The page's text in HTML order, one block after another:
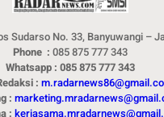
Sudarso No. 33, Banyuwangi –
Phone : 085 875 777 343
Whatsapp : 085 875 777 343
:
:
: